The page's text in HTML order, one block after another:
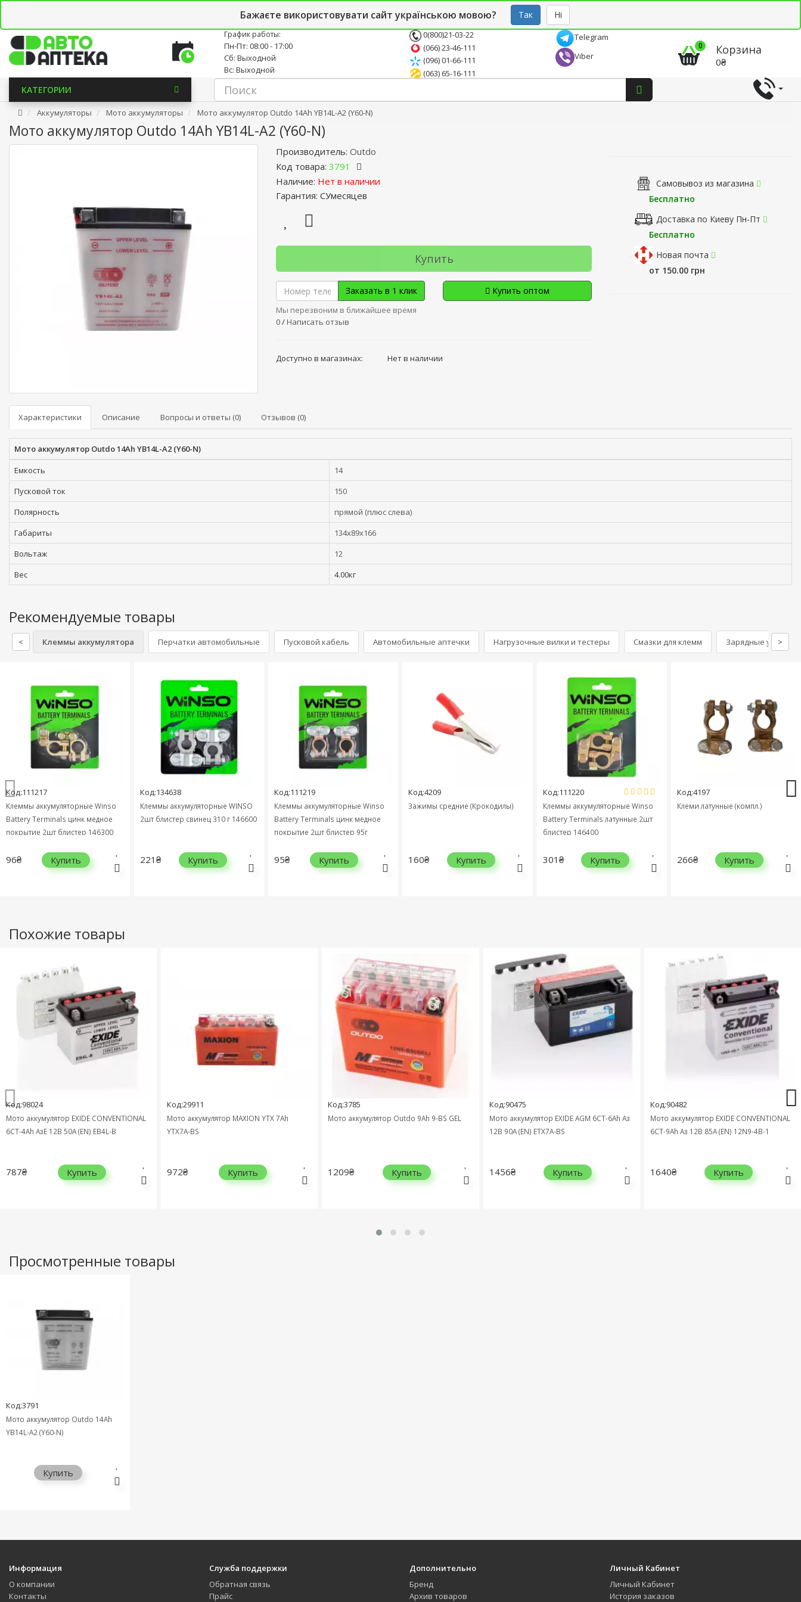
Бажаєте використовувати сайт українською мовою? Так Ні
Новостной блог Опт СТО
График работы:
Пн-Пт: 08:00 - 17:00
Сб: Выходной
Вс: Выходной
0(800)21-03-22
(066) 23-46-111
(096) 01-66-111
(063) 65-16-111
Telegram
Viber
0 Корзина
0₴
КАТЕГОРИИ
Аккумуляторы Мото аккумуляторы Мото аккумулятор Outdo 14Ah YB14L-A2 (Y60-N)
Мото аккумулятор Outdo 14Ah YB14L-A2 (Y60-N)
Производитель: Outdo
Код товара: 3791
Наличие: Нет в наличии
Гарантия: СУмесяцев
Купить
Заказать в 1 клик
Мы перезвоним в ближайшее время
Купить оптом
0/ Написать отзыв
Доступно в магазинах: Нет в наличии
Самовывоз из магазина
Бесплатно
Доставка по Киеву Пн-Пт
Бесплатно
Новая почта
от 150.00 грн
Характеристики Описание Вопросы и ответы (0) Отзывов (0)
Мото аккумулятор Outdo 14Ah YB14L-A2 (Y60-N)
Емкость
14
Пусковой ток
150
Полярность
прямой (плюс слева)
Габариты
134x89x166
Вольтаж
12
Вес
4.00кг
Рекомендуемые товары
< Клеммы аккумулятора Перчатки автомобильные Пусковой кабель Автомобильные аптечки Нагрузочные вилки и тестеры Смазки для клемм Зарядные >
Код:111217
Клеммы аккумуляторные Winso
Battery Terminals цинк медное
покрытие 2шт блистер 146300
96₴ Купить
Код:134638
Клеммы аккумуляторные WINSO
2шт блистер свинец 310 г 146600
221₴ Купить
Код:111219
Клеммы аккумуляторные Winso
Battery Terminals цинк медное
покрытие 2шт блистер 95г
95₴ Купить
Код:4209
Зажимы средние (Крокодилы)
160₴ Купить
Код:111220
Клеммы аккумуляторные Winso
Battery Terminals латунные 2шт
блистер 146400
301₴ Купить
Код:4197
Клеми латунные (компл.)
266₴ Купить
Похожие товары
Код:98024
Мото аккумулятор EXIDE CONVENTIONAL
6СТ-4Ah АзЕ 12В 50А (EN) EB4L-B
787₴ Купить
Код:29911
Мото аккумулятор MAXION YTX 7Ah
YTX7A-BS
972₴ Купить
Код:3785
Мото аккумулятор Outdo 9Ah 9-BS GEL
1209₴ Купить
Код:90475
Мото аккумулятор EXIDE AGM 6СТ-6Ah Аз
12В 90А (EN) ETX7A-BS
1456₴ Купить
Код:90482
Мото аккумулятор EXIDE CONVENTIONAL
6СТ-9Ah Аз 12В 85А (EN) 12N9-4B-1
1640₴ Купить
Просмотренные товары
Код:3791
Мото аккумулятор Outdo 14Ah
YB14L-A2 (Y60-N)
Купить
Информация
О компании
Контакты
Служба поддержки
Обратная связь
Прайс
Дополнительно
Бренд
Архив товаров
Личный Кабинет
Личный Кабинет
История заказов